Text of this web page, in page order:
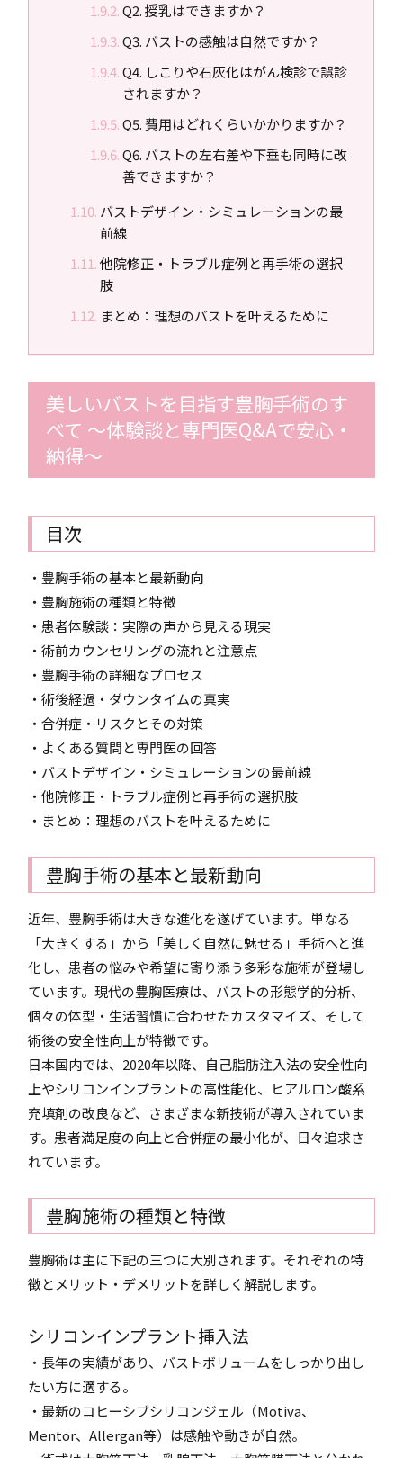
Q2. 授乳はできますか？
Q3. バストの感触は自然ですか？
Q4. しこりや石灰化はがん検診で誤診
されますか？
Q5. 費用はどれくらいかかりますか？
Q6. バストの左右差や下垂も同時に改
善できますか？
バストデザイン・シミュレーションの最
前線
他院修正・トラブル症例と再手術の選択
肢
まとめ：理想のバストを叶えるために
美しいバストを目指す豊胸手術のす
べて 〜体験談と専門医Q&Aで安心・
納得〜
目次
・豊胸手術の基本と最新動向
・豊胸施術の種類と特徴
・患者体験談：実際の声から見える現実
・術前カウンセリングの流れと注意点
・豊胸手術の詳細なプロセス
・術後経過・ダウンタイムの真実
・合併症・リスクとその対策
・よくある質問と専門医の回答
・バストデザイン・シミュレーションの最前線
・他院修正・トラブル症例と再手術の選択肢
・まとめ：理想のバストを叶えるために
豊胸手術の基本と最新動向
近年、豊胸手術は大きな進化を遂げています。単なる
「大きくする」から「美しく自然に魅せる」手術へと進
化し、患者の悩みや希望に寄り添う多彩な施術が登場し
ています。現代の豊胸医療は、バストの形態学的分析、
個々の体型・生活習慣に合わせたカスタマイズ、そして
術後の安全性向上が特徴です。
日本国内では、2020年以降、自己脂肪注入法の安全性向
上やシリコンインプラントの高性能化、ヒアルロン酸系
充填剤の改良など、さまざまな新技術が導入されていま
す。患者満足度の向上と合併症の最小化が、日々追求さ
れています。
豊胸施術の種類と特徴
豊胸術は主に下記の三つに大別されます。それぞれの特
徴とメリット・デメリットを詳しく解説します。
シリコンインプラント挿入法
・長年の実績があり、バストボリュームをしっかり出し
たい方に適する。
・最新のコヒーシブシリコンジェル（Motiva、
Mentor、Allergan等）は感触や動きが自然。